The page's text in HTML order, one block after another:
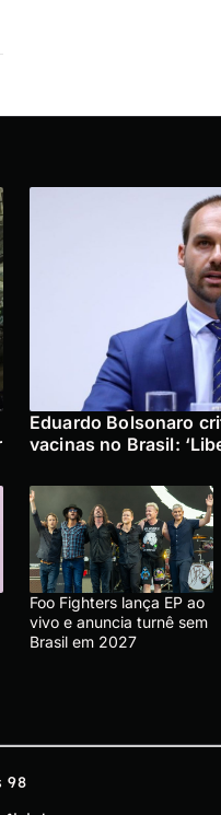
Eduardo Bolsonaro
vacinas no Brasil:
Foo Fighters lança EP ao
vivo e anuncia turnê sem
Brasil em 2027
98